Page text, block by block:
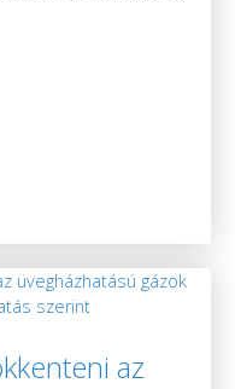
az